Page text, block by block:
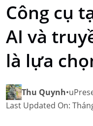
Công cụ
AI và
là lựa
Thu Quynh•
Last Updated On: